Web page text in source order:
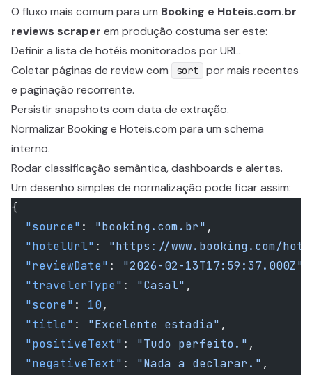
O fluxo mais comum para um Booking e Hoteis.com.br
reviews scraper em produção costuma ser este:
Definir a lista de hotéis monitorados por URL.
Coletar páginas de review com
sort
por mais recentes
e paginação recorrente.
Persistir snapshots com data de extração.
Normalizar Booking e Hoteis.com para um schema
interno.
Rodar classificação semântica, dashboards e alertas.
Um desenho simples de normalização pode ficar assim:
{
  "source"
: "booking.com.br" ,
  "hotelUrl"
: "https://www.booking.com/
  "reviewDate"
: "2026-02-13T17:59:37.000Z"
  "travelerType"
: "Casal" ,
  "score"
: 10,
  "title"
: "Excelente estadia" ,
  "positiveText"
: "Tudo perfeito." ,
  "negativeText"
: "Nada a declarar." ,